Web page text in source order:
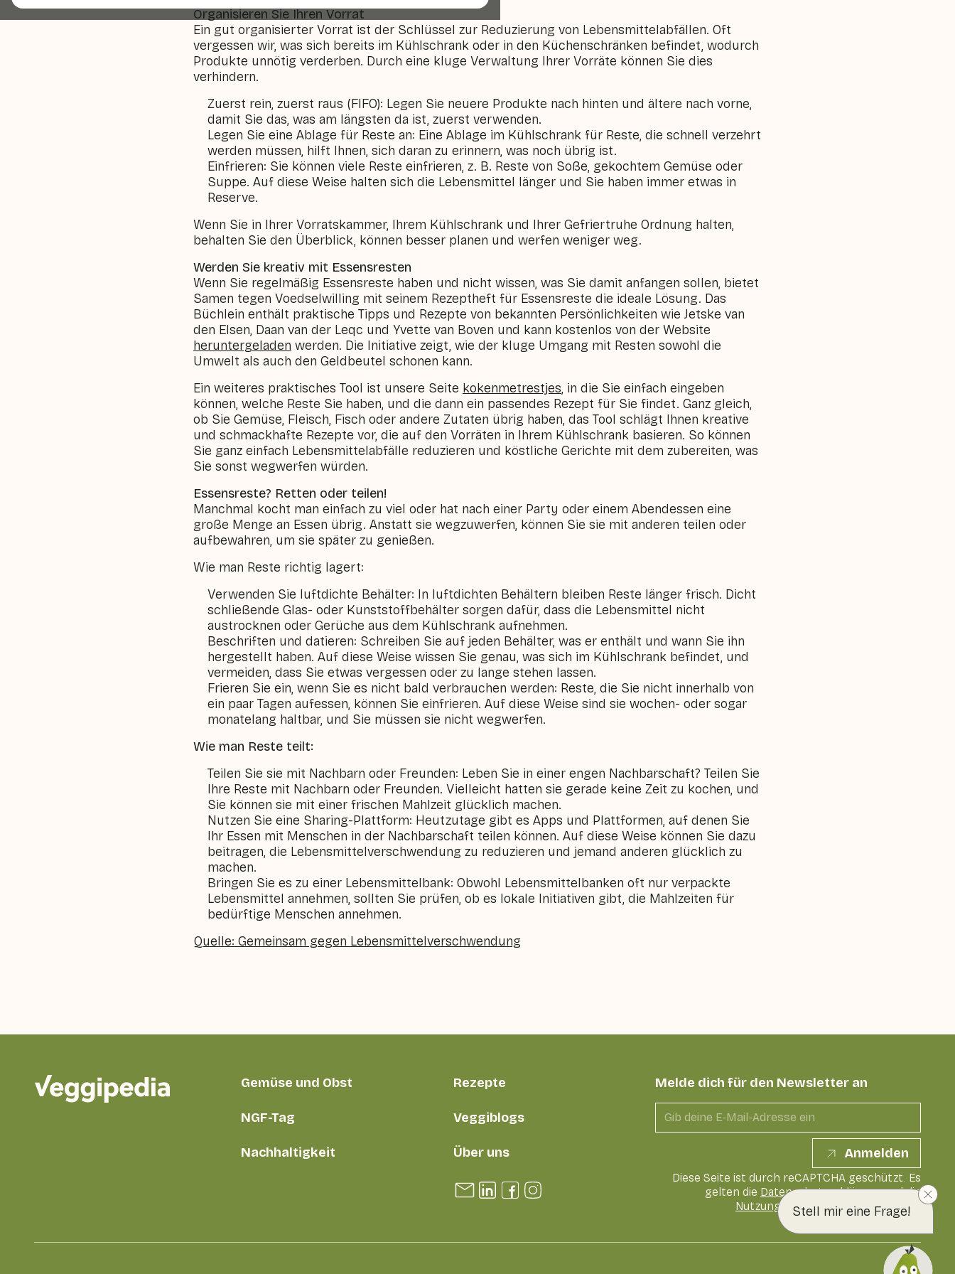
Stell mir eine Frage!
Organisieren Sie Ihren Vorrat
Ein gut organisierter Vorrat ist der Schlüssel zur Reduzierung von Lebensmittelabfällen. Oft
vergessen wir, was sich bereits im Kühlschrank oder in den Küchenschränken befindet, wodurch
Produkte unnötig verderben. Durch eine kluge Verwaltung Ihrer Vorräte können Sie dies
verhindern.
Zuerst rein, zuerst raus (FIFO): Legen Sie neuere Produkte nach hinten und ältere nach vorne,
damit Sie das, was am längsten da ist, zuerst verwenden.
Legen Sie eine Ablage für Reste an: Eine Ablage im Kühlschrank für Reste, die schnell verzehrt
werden müssen, hilft Ihnen, sich daran zu erinnern, was noch übrig ist.
Einfrieren: Sie können viele Reste einfrieren, z. B. Reste von Soße, gekochtem Gemüse oder
Suppe. Auf diese Weise halten sich die Lebensmittel länger und Sie haben immer etwas in
Reserve.
Wenn Sie in Ihrer Vorratskammer, Ihrem Kühlschrank und Ihrer Gefriertruhe Ordnung halten,
behalten Sie den Überblick, können besser planen und werfen weniger weg.
Werden Sie kreativ mit Essensresten
Wenn Sie regelmäßig Essensreste haben und nicht wissen, was Sie damit anfangen sollen, bietet
Samen tegen Voedselwilling mit seinem Rezeptheft für Essensreste die ideale Lösung. Das
Büchlein enthält praktische Tipps und Rezepte von bekannten Persönlichkeiten wie Jetske van
den Elsen, Daan van der Leqc und Yvette van Boven und kann kostenlos von der Website
heruntergeladen werden. Die Initiative zeigt, wie der kluge Umgang mit Resten sowohl die
Umwelt als auch den Geldbeutel schonen kann.
Ein weiteres praktisches Tool ist unsere Seite kokenmetrestjes, in die Sie einfach eingeben
können, welche Reste Sie haben, und die dann ein passendes Rezept für Sie findet. Ganz gleich,
ob Sie Gemüse, Fleisch, Fisch oder andere Zutaten übrig haben, das Tool schlägt Ihnen kreative
und schmackhafte Rezepte vor, die auf den Vorräten in Ihrem Kühlschrank basieren. So können
Sie ganz einfach Lebensmittelabfälle reduzieren und köstliche Gerichte mit dem zubereiten, was
Sie sonst wegwerfen würden.
Essensreste? Retten oder teilen!
Manchmal kocht man einfach zu viel oder hat nach einer Party oder einem Abendessen eine
große Menge an Essen übrig. Anstatt sie wegzuwerfen, können Sie sie mit anderen teilen oder
aufbewahren, um sie später zu genießen.
Wie man Reste richtig lagert:
Verwenden Sie luftdichte Behälter: In luftdichten Behältern bleiben Reste länger frisch. Dicht
schließende Glas- oder Kunststoffbehälter sorgen dafür, dass die Lebensmittel nicht
austrocknen oder Gerüche aus dem Kühlschrank aufnehmen.
Beschriften und datieren: Schreiben Sie auf jeden Behälter, was er enthält und wann Sie ihn
hergestellt haben. Auf diese Weise wissen Sie genau, was sich im Kühlschrank befindet, und
vermeiden, dass Sie etwas vergessen oder zu lange stehen lassen.
Frieren Sie ein, wenn Sie es nicht bald verbrauchen werden: Reste, die Sie nicht innerhalb von
ein paar Tagen aufessen, können Sie einfrieren. Auf diese Weise sind sie wochen- oder sogar
monatelang haltbar, und Sie müssen sie nicht wegwerfen.
Wie man Reste teilt:
Teilen Sie sie mit Nachbarn oder Freunden: Leben Sie in einer engen Nachbarschaft? Teilen Sie
Ihre Reste mit Nachbarn oder Freunden. Vielleicht hatten sie gerade keine Zeit zu kochen, und
Sie können sie mit einer frischen Mahlzeit glücklich machen.
Nutzen Sie eine Sharing-Plattform: Heutzutage gibt es Apps und Plattformen, auf denen Sie
Ihr Essen mit Menschen in der Nachbarschaft teilen können. Auf diese Weise können Sie dazu
beitragen, die Lebensmittelverschwendung zu reduzieren und jemand anderen glücklich zu
machen.
Bringen Sie es zu einer Lebensmittelbank: Obwohl Lebensmittelbanken oft nur verpackte
Lebensmittel annehmen, sollten Sie prüfen, ob es lokale Initiativen gibt, die Mahlzeiten für
bedürftige Menschen annehmen.
Quelle: Gemeinsam gegen Lebensmittelverschwendung
Gemüse und Obst Rezepte
NGF-Tag Veggiblogs
Nachhaltigkeit Über uns
Melde dich für den Newsletter an
Anmelden
Diese Seite ist durch reCAPTCHA geschützt. Es
gelten die Datenschutzerklärungund die
Nutzungsbedingungenvon Google